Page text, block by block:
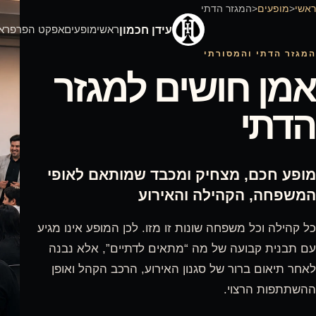
ראשי מופעיםאפקט הפרפראודותהמלצות וידאו
למגזר
ומכבד שמותאם לאופי
והאירוע
שונות זו מזו. לכן המופע אינו מגיע
מה “מתאים לדתיים”, אלא נבנה
סגנון האירוע, הרכב הקהל ואופן